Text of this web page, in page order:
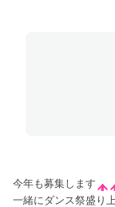
今年も募集します
一緒にダンス祭盛り